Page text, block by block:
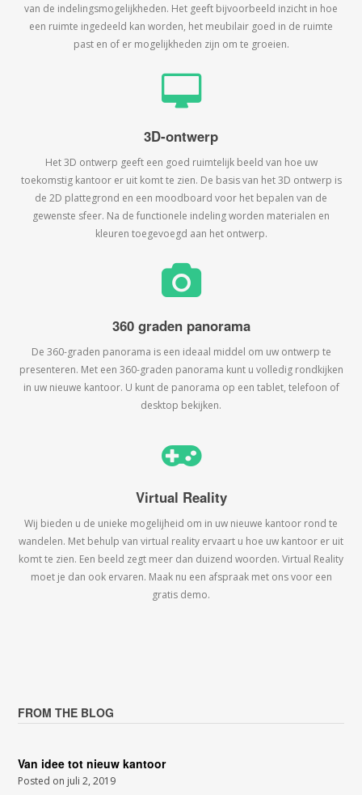
van de indelingsmogelijkheden. Het geeft bijvoorbeeld inzicht in hoe
een ruimte ingedeeld kan worden, het meubilair goed in de ruimte
past en of er mogelijkheden zijn om te groeien.
3D-ontwerp
Het 3D ontwerp geeft een goed ruimtelijk beeld van hoe uw
toekomstig kantoor er uit komt te zien. De basis van het 3D ontwerp is
de 2D plattegrond en een moodboard voor het bepalen van de
gewenste sfeer. Na de functionele indeling worden materialen en
kleuren toegevoegd aan het ontwerp.
360 graden panorama
De 360-graden panorama is een ideaal middel om uw ontwerp te
presenteren. Met een 360-graden panorama kunt u volledig rondkijken
in uw nieuwe kantoor. U kunt de panorama op een tablet, telefoon of
desktop bekijken.
Virtual Reality
Wij bieden u de unieke mogelijheid om in uw nieuwe kantoor rond te
wandelen. Met behulp van virtual reality ervaart u hoe uw kantoor er uit
komt te zien. Een beeld zegt meer dan duizend woorden. Virtual Reality
moet je dan ook ervaren. Maak nu een afspraak met ons voor een
gratis demo.
FROM THE BLOG
Van idee tot nieuw kantoor
Posted on juli 2, 2019